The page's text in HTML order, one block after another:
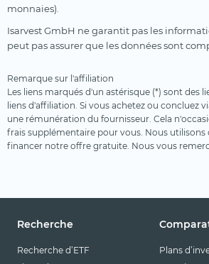
monnaies).
Isarvest GmbH ne garantit pas les
peut pas assurer que les données sont
Remarque sur l'affiliation
Les liens marqués d'un astérisque (*) sont des
liens d'affiliation. Si vous achetez ou concluez
une rémunération du fournisseur. Cela
frais supplémentaire pour vous. Nous utilisons
financer notre offre gratuite. Nous vous
Recherche
Recherche d’ETF
Plans